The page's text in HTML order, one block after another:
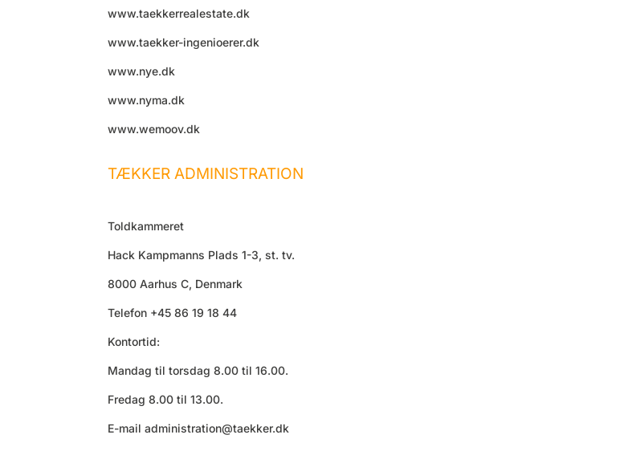
www.taekkerrealestate.dk
www.taekker-ingenioerer.dk
www.nye.dk
www.nyma.dk
www.wemoov.dk
TÆKKER ADMINISTRATION
Toldkammeret
Hack Kampmanns Plads 1-3, st. tv.
8000 Aarhus C, Denmark
Telefon +45 86 19 18 44
Kontortid:
Mandag til torsdag 8.00 til 16.00.
Fredag 8.00 til 13.00.
E-mailadministration@taekker.dk